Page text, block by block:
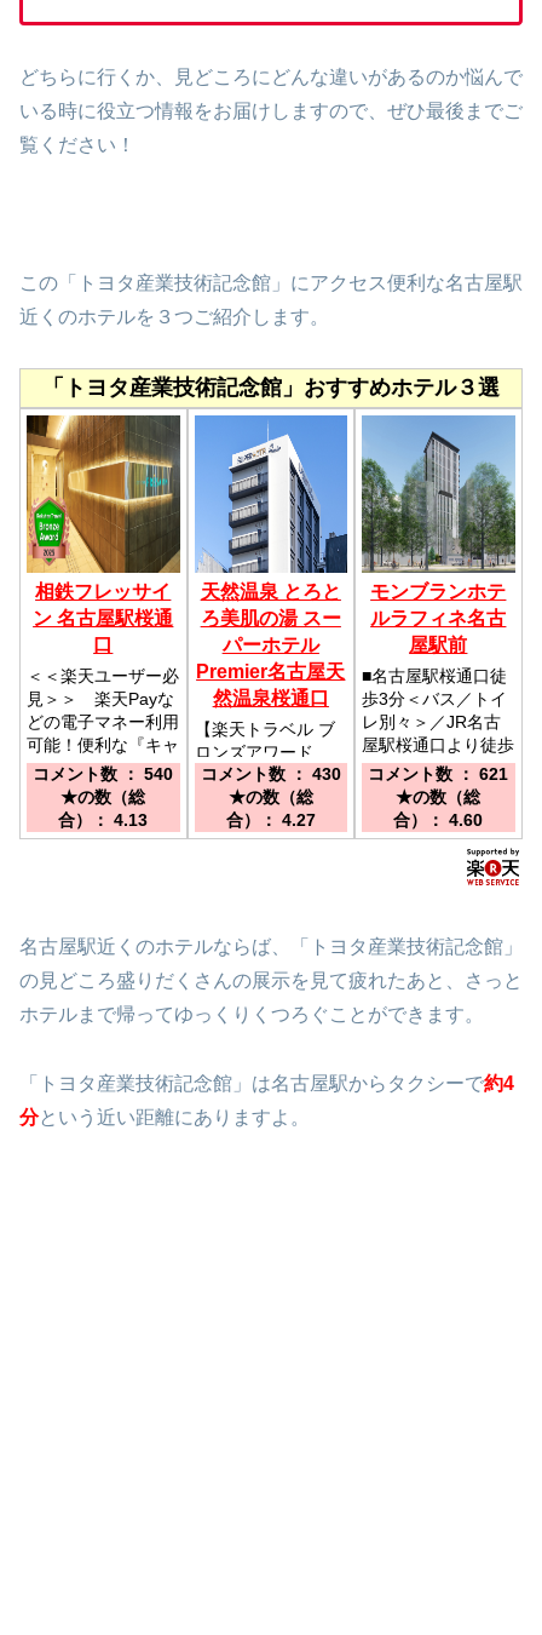
どちらに行くか、見どころにどんな違いがあるのか悩んで
いる時に役立つ情報をお届けしますので、ぜひ最後までご
覧ください！
この「トヨタ産業技術記念館」にアクセス便利な名古屋駅
近くのホテルを３つご紹介します。
「トヨタ産業技術記念館」おすすめホテル３選
相鉄フレッサイ
ン 名古屋駅桜通
口
＜＜楽天ユーザー必
見＞＞ 楽天Payな
どの電子マネー利用
可能！便利な『キャ
ッシュレス』対応ホ
テル！／名古屋駅
「桜通口」より徒歩
約４分◆新幹線・
◎
コメント数 ： 540
★の数（総
合）： 4.13
天然温泉 とろと
ろ美肌の湯 スー
パーホテル
Premier名古屋天
然温泉桜通口
【楽天トラベル ブ
ロンズアワード
2023受賞】とろと
ろ天然温泉☆美肌に
効果抜群！／JR名
古屋駅桜通口より徒
コメント数 ： 430
★の数（総
合）： 4.27
モンブランホテ
ルラフィネ名古
屋駅前
■名古屋駅桜通口徒
歩3分＜バス／トイ
レ別々＞／JR名古
屋駅桜通口より徒歩
3分
コメント数 ： 621
★の数（総
合）： 4.60
名古屋駅近くのホテルならば、「トヨタ産業技術記念館」
の見どころ盛りだくさんの展示を見て疲れたあと、さっと
ホテルまで帰ってゆっくりくつろぐことができます。
「トヨタ産業技術記念館」は名古屋駅からタクシーで約4
分という近い距離にありますよ。